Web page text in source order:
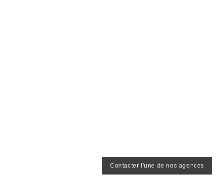
Contacter l'une de nos agences